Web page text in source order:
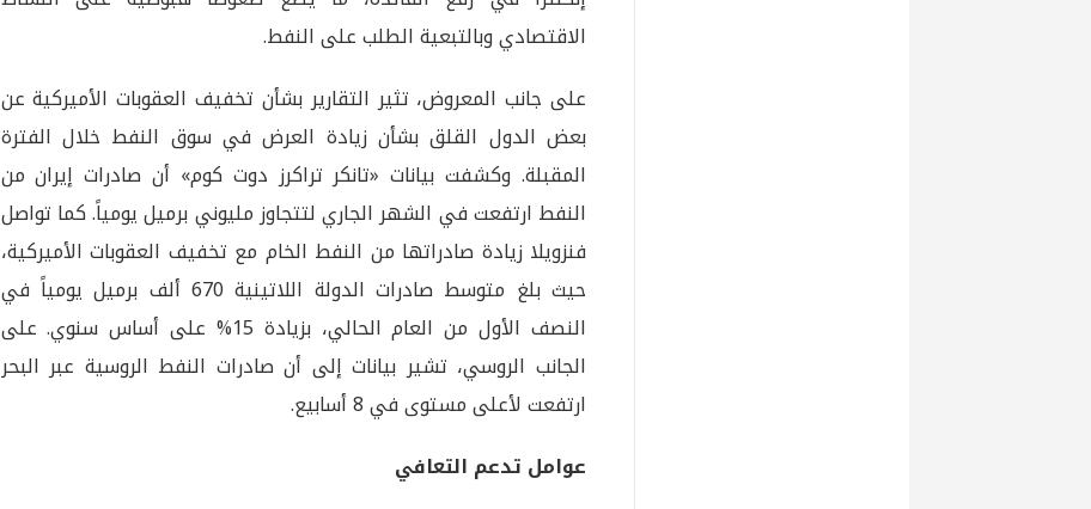
الاقتصادي وبالتبعية الطلب على النفط.
على جانب المعروض، تثير التقارير بشأن تخفيف العقوبات الأميركية عن
بعض الدول القلق بشأن زيادة العرض في سوق النفط خلال الفترة
المقبلة. وكشفت بيانات «تانكر تراكرز دوت كوم» أن صادرات إيران من
النفط ارتفعت في الشهر الجاري لتتجاوز مليوني برميل يومياً. كما تواصل
فنزويلا زيادة صادراتها من النفط الخام مع تخفيف العقوبات الأميركية،
حيث بلغ متوسط صادرات الدولة اللاتينية 670 ألف برميل يومياً في
النصف الأول من العام الحالي، بزيادة 15% على أساس سنوي. على
الجانب الروسي، تشير بيانات إلى أن صادرات النفط الروسية عبر البحر
ارتفعت لأعلى مستوى في 8 أسابيع.
عوامل تدعم التعافي